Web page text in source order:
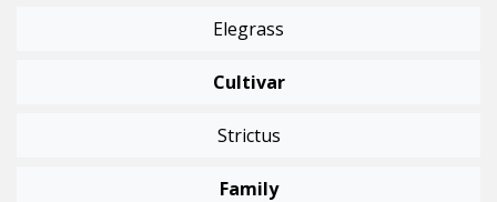
Elegrass
Cultivar
Strictus
Family